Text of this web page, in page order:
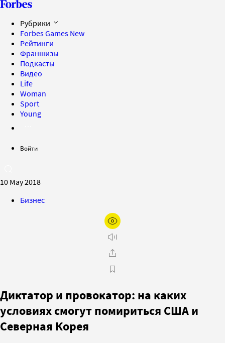
Рубрики
Forbes Games New
Рейтинги
Франшизы
Подкасты
Видео
Life
Woman
Sport
Young
Войти
10 May 2018
Бизнес
Диктатор и провокатор: на каких
условиях смогут помириться США и
Северная Корея